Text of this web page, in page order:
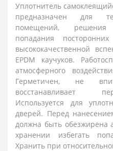
Уплотнитель
предназначен для
помещений, решения
попадания
высококачественной
EPDM каучуков.
атмосферного
Герметичен, не
восстанавливает
Используется для
дверей. Перед
должна быть обезжирена
хранении избегать
Хранить при